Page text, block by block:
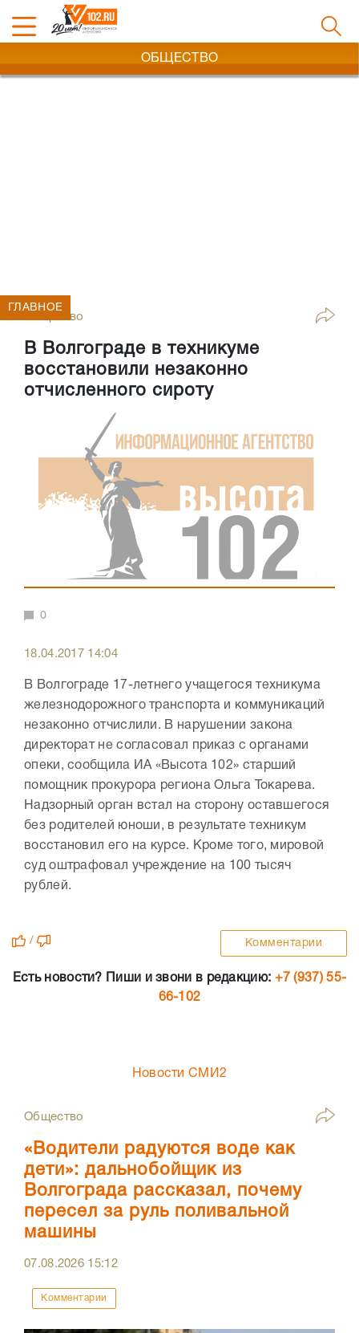
ОБЩЕСТВО
Общество
В Волгограде в техникуме
восстановили незаконно
отчисленного сироту
ГЛАВНОЕ
0
18.04.2017 14:04
В Волгограде 17-летнего учащегося техникума
железнодорожного транспорта и коммуникаций
незаконно отчислили. В нарушении закона
директорат не согласовал приказ с органами
опеки, сообщила ИА «Высота 102» старший
помощник прокурора региона Ольга Токарева.
Надзорный орган встал на сторону оставшегося
без родителей юноши, в результате техникум
восстановил его на курсе. Кроме того, мировой
суд оштрафовал учреждение на 100 тысяч
рублей.
/ Комментарии
Есть новости? Пиши и звони в редакцию: +7 (937) 55-
66-102
Новости СМИ2
Общество
«Водители радуются воде как
дети»: дальнобойщик из
Волгограда рассказал, почему
пересел за руль поливальной
машины
07.08.2026 15:12
Комментарии